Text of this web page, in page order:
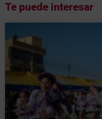
Te puede interesar